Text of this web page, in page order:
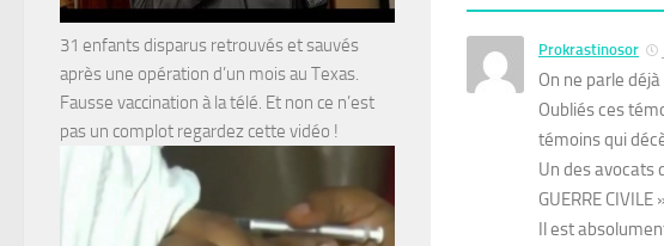
Prokrastinosor
On ne parle
Oubliés ces
témoins qui
Un des avocats
GUERRE CIVILE
Il est
31 enfants disparus retrouvés et sauvés
après une opération d’un mois au Texas.
Fausse vaccination à la télé. Et non ce n’est
pas un complot regardez cette vidéo !